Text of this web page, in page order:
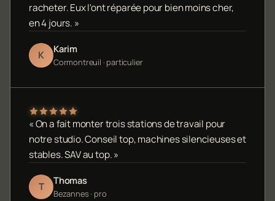
racheter. Eux l'ont réparée pour bien moins cher,
en 4 jours. »
K Karim
Cormontreuil · particulier
« On a fait monter trois stations de travail pour
notre studio. Conseil top, machines silencieuses et
stables. SAV au top. »
T Thomas
Bezannes · pro